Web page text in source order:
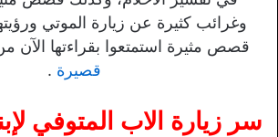
وغرائب كثيرة عن زيارة الموتي
قصص مثيرة استمتعوا بقراءتها
قصيرة .
سر زيارة الاب المتوفي